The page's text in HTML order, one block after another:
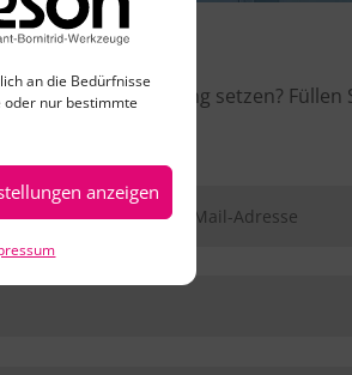
an die Bedürfnisse
oder nur bestimmte
anzeigen
uns in Verbindung setzen?